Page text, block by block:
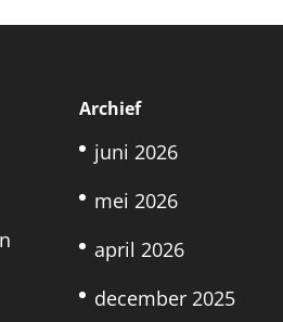
Archief
juni 2026
mei 2026
april 2026
december 2025